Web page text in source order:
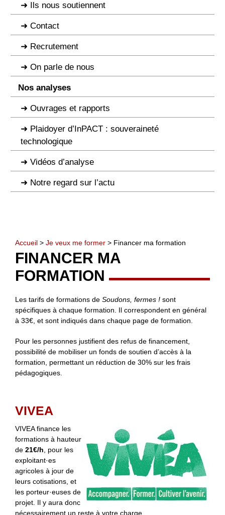
Ils nous soutiennent
Contact
Recrutement
On parle de nous
Nos analyses
Ouvrages et rapports
Plaidoyer d’InPACT : souveraineté
technologique
Vidéos d’analyse
Notre regard sur l’actu
Accueil > Je veux me former > Financer ma formation
FINANCER MA
FORMATION
Les tarifs de formations de Soudons, fermes ! sont
spécifiques à chaque formation. Il correspondent en général
à 33€, et sont indiqués dans chaque page de formation.
Pour les personnes justifient des refus de financement,
possibilité de mobiliser un fonds de soutien d’accès à la
formation, permettant un réduction de 30% sur les frais
pédagogiques.
VIVEA
VIVEA finance les
formations à hauteur
de 21€/h , pour les
exploitant·es
agricoles à jour de
leurs cotisations, et
les porteur·euses de
projet. Il y aura donc
nécessairement un reste à votre charge.